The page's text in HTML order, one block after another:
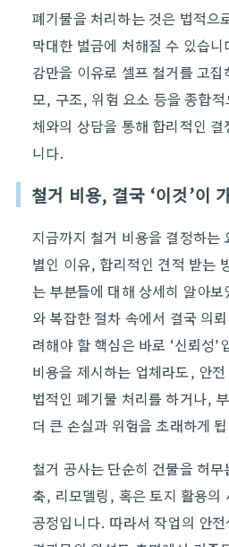
폐기물을 처리하는 것은 법적으
막대한 벌금에 처해질 수 있습
감만을 이유로 셀프 철거를 고
모, 구조, 위험 요소 등을 종합
체와의 상담을 통해 합리적인
니다.
철거 비용, 결국 ‘이것’이
지금까지 철거 비용을 결정하는
별인 이유, 합리적인 견적 받는
는 부분들에 대해 상세히 알아
와 복잡한 절차 속에서 결국 의
려해야 할 핵심은 바로 ‘신뢰성
비용을 제시하는 업체라도, 안
법적인 폐기물 처리를 하거나,
더 큰 손실과 위험을 초래하게
철거 공사는 단순히 건물을 허
축, 리모델링, 혹은 토지 활용의
공정입니다. 따라서 작업의 안